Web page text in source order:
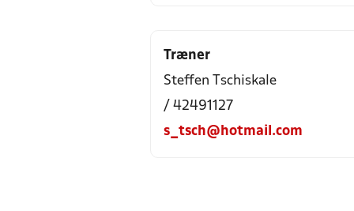
Træner
Steffen Tschiskale
/ 42491127
s_tsch@hotmail.com